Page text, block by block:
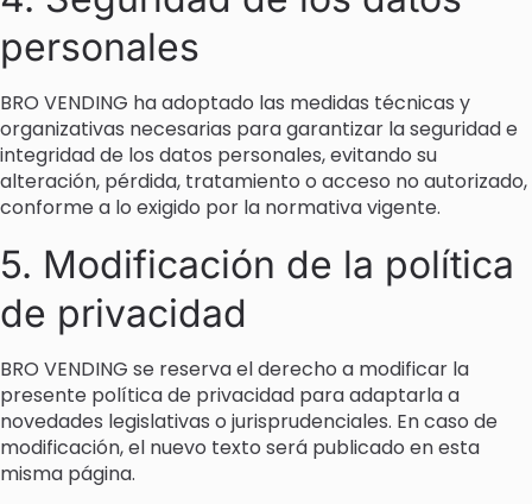
personales
BRO VENDING ha adoptado las medidas técnicas y
organizativas necesarias para garantizar la seguridad e
integridad de los datos personales, evitando su
alteración, pérdida, tratamiento o acceso no autorizado,
conforme a lo exigido por la normativa vigente.
5. Modificación de la política
de privacidad
BRO VENDING se reserva el derecho a modificar la
presente política de privacidad para adaptarla a
novedades legislativas o jurisprudenciales. En caso de
modificación, el nuevo texto será publicado en esta
misma página.